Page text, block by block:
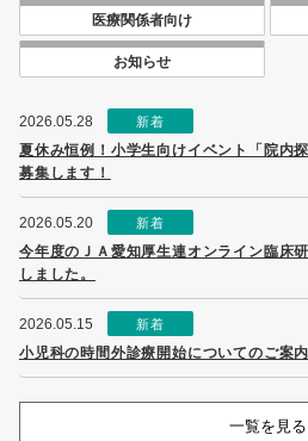
医療関係者向け
お知らせ
2026.05.28 新着
夏休み恒例！小学生向けイベント「院内
募集します！
2026.05.20 新着
今年度のＪＡ愛知厚生連オンライン臨床
しました。
2026.05.15 新着
小児科の時間外診療開始についてのご案内
一覧を見る